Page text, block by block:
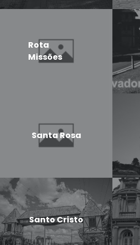
Rota
Missões
Santa Rosa
Santo Cristo